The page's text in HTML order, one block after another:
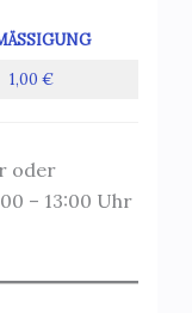
1,00 €
oder
– 13:00 Uhr